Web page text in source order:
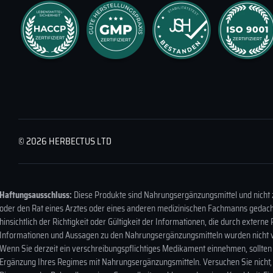
Wie war Ihr Einkaufserlebnis bei uns?
© 2026 HERBECTUS LTD
Haftungsausschluss: Diese Produkte sind Nahrungsergänzungsmittel und
oder den Rat eines Arztes oder eines anderen medizinischen Fachmanns
hinsichtlich der Richtigkeit oder Gültigkeit der Informationen, die durch
Informationen und Aussagen zu den Nahrungsergänzungsmitteln wurden
Wenn Sie derzeit ein verschreibungspflichtiges Medikament einnehmen,
Ergänzung Ihres Regimes mit Nahrungsergänzungsmitteln. Versuchen Sie